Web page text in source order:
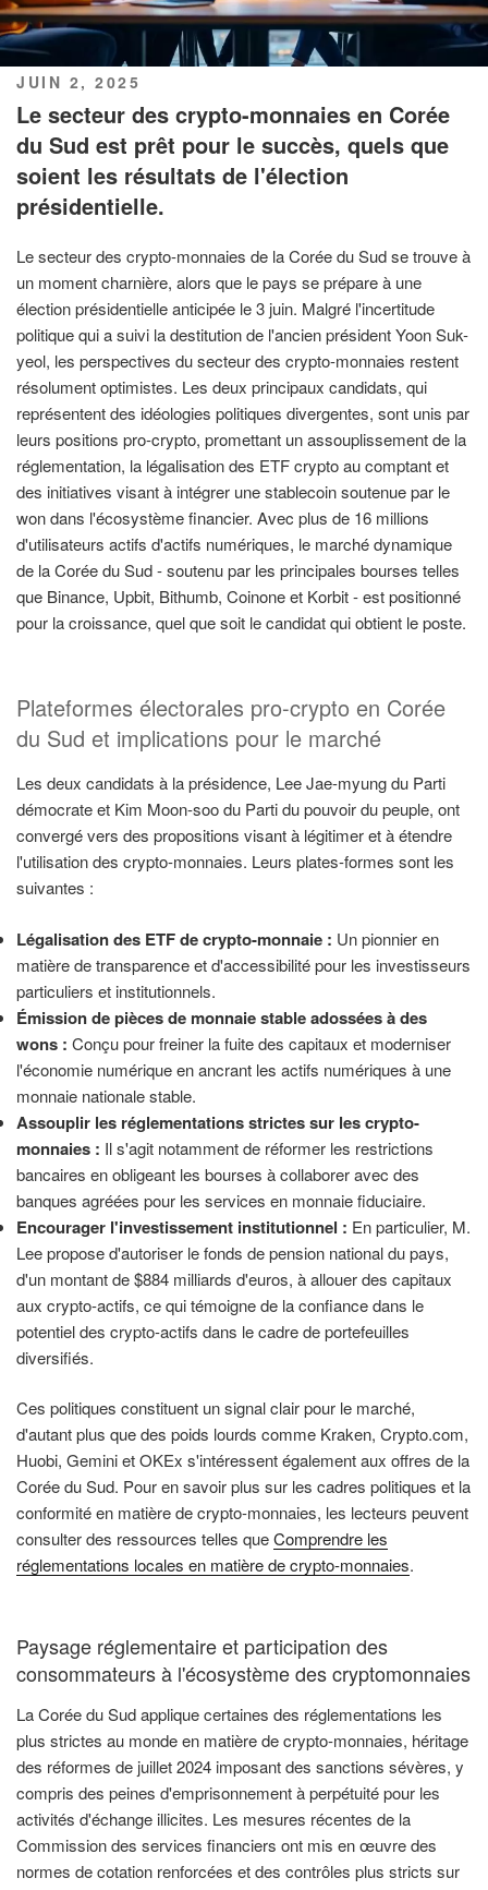
PUBLIÉ
LE
JUIN 2, 2025
Le secteur des crypto-monnaies en Corée
du Sud est prêt pour le succès, quels que
soient les résultats de l'élection
présidentielle.
Le secteur des crypto-monnaies de la Corée du Sud se trouve à
un moment charnière, alors que le pays se prépare à une
élection présidentielle anticipée le 3 juin. Malgré l'incertitude
politique qui a suivi la destitution de l'ancien président Yoon Suk-
yeol, les perspectives du secteur des crypto-monnaies restent
résolument optimistes. Les deux principaux candidats, qui
représentent des idéologies politiques divergentes, sont unis par
leurs positions pro-crypto, promettant un assouplissement de la
réglementation, la légalisation des ETF crypto au comptant et
des initiatives visant à intégrer une stablecoin soutenue par le
won dans l'écosystème financier. Avec plus de 16 millions
d'utilisateurs actifs d'actifs numériques, le marché dynamique
de la Corée du Sud - soutenu par les principales bourses telles
que Binance, Upbit, Bithumb, Coinone et Korbit - est positionné
pour la croissance, quel que soit le candidat qui obtient le poste.
Plateformes électorales pro-crypto en Corée
du Sud et implications pour le marché
Les deux candidats à la présidence, Lee Jae-myung du Parti
démocrate et Kim Moon-soo du Parti du pouvoir du peuple, ont
convergé vers des propositions visant à légitimer et à étendre
l'utilisation des crypto-monnaies. Leurs plates-formes sont les
suivantes :
Légalisation des ETF de crypto-monnaie : Un pionnier en
matière de transparence et d'accessibilité pour les investisseurs
particuliers et institutionnels.
Émission de pièces de monnaie stable adossées à des
wons : Conçu pour freiner la fuite des capitaux et moderniser
l'économie numérique en ancrant les actifs numériques à une
monnaie nationale stable.
Assouplir les réglementations strictes sur les crypto-
monnaies : Il s'agit notamment de réformer les restrictions
bancaires en obligeant les bourses à collaborer avec des
banques agréées pour les services en monnaie fiduciaire.
Encourager l'investissement institutionnel : En particulier, M.
Lee propose d'autoriser le fonds de pension national du pays,
d'un montant de $884 milliards d'euros, à allouer des capitaux
aux crypto-actifs, ce qui témoigne de la confiance dans le
potentiel des crypto-actifs dans le cadre de portefeuilles
diversifiés.
Ces politiques constituent un signal clair pour le marché,
d'autant plus que des poids lourds comme Kraken, Crypto.com,
Huobi, Gemini et OKEx s'intéressent également aux offres de la
Corée du Sud. Pour en savoir plus sur les cadres politiques et la
conformité en matière de crypto-monnaies, les lecteurs peuvent
consulter des ressources telles queComprendre les
réglementations locales en matière de crypto-monnaies.
Paysage réglementaire et participation des
consommateurs à l'écosystème des cryptomonnaies
La Corée du Sud applique certaines des réglementations les
plus strictes au monde en matière de crypto-monnaies, héritage
des réformes de juillet 2024 imposant des sanctions sévères, y
compris des peines d'emprisonnement à perpétuité pour les
activités d'échange illicites. Les mesures récentes de la
Commission des services financiers ont mis en œuvre des
normes de cotation renforcées et des contrôles plus stricts sur